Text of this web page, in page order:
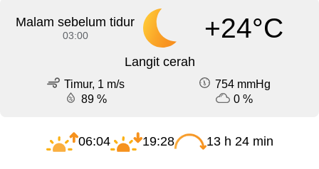
Malam sebelum tidur
03:00 +24°C
Langit cerah
Timur, 1 m/s
754 mmHg
89 %
0 %
06:04 19:28 13 h 24 min